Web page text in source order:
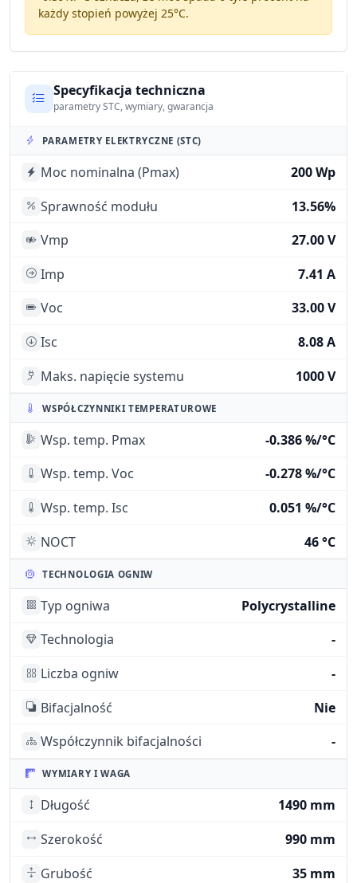
każdy stopień powyżej 25°C.
Specyfikacja techniczna
parametry STC, wymiary, gwarancja
PARAMETRY ELEKTRYCZNE (STC)
Moc nominalna (Pmax)
200 Wp
Sprawność modułu
13.56%
Vmp
27.00 V
Imp
7.41 A
Voc
33.00 V
Isc
8.08 A
Maks. napięcie systemu
1000 V
WSPÓŁCZYNNIKI TEMPERATUROWE
Wsp. temp. Pmax
-0.386 %/°C
Wsp. temp. Voc
-0.278 %/°C
Wsp. temp. Isc
0.051 %/°C
NOCT
46 °C
TECHNOLOGIA OGNIW
Typ ogniwa
Polycrystalline
Technologia
-
Liczba ogniw
-
Bifacjalność
Nie
Współczynnik bifacjalności
-
WYMIARY I WAGA
Długość
1490 mm
Szerokość
990 mm
Grubość
35 mm